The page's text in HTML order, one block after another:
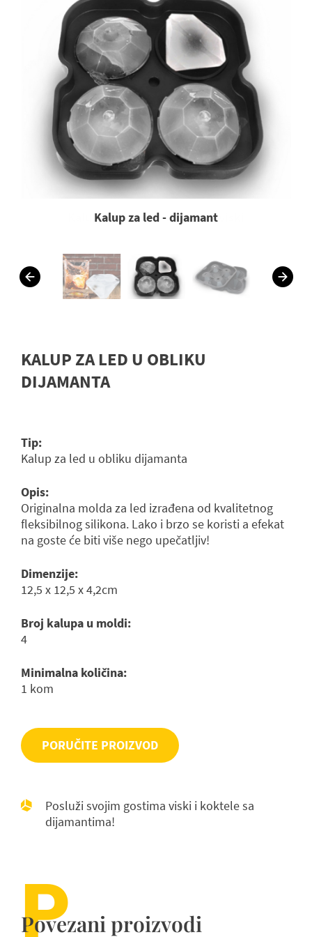
Kalup za led - dijamant
KALUP ZA LED U OBLIKU
DIJAMANTA
Tip:
Kalup za led u obliku dijamanta
Opis:
Originalna molda za led izrađena od kvalitetnog
fleksibilnog silikona. Lako i brzo se koristi a efekat
na goste će biti više nego upečatljiv!
Dimenzije:
12,5 x 12,5 x 4,2cm
Broj kalupa u moldi:
4
Minimalna količina:
1 kom
PORUČITE PROIZVOD
Posluži svojim gostima viski i koktele sa
dijamantima!
P
Povezani proizvodi